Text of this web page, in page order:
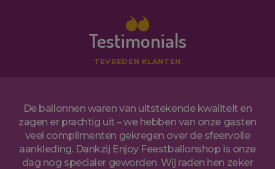
Testimonials
TEVREDEN KLANTEN
De ballonnen waren van uitstekende kwaliteit en
zagen er prachtig uit – we hebben van onze gasten
veel complimenten gekregen over de sfeervolle
aankleding. Dankzij Enjoy Feestballonshop is onze
dag nog specialer geworden. Wij raden hen zeker